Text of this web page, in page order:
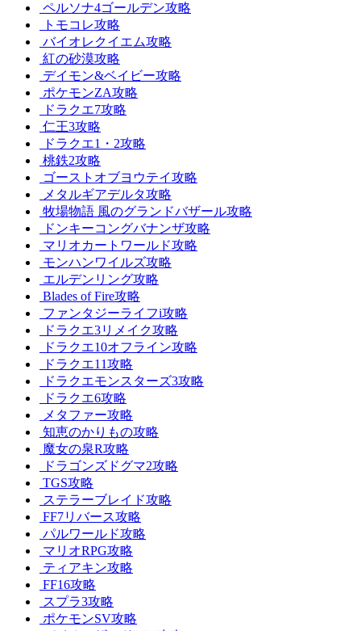
ペルソナ4ゴールデン攻略
トモコレ攻略
バイオレクイエム攻略
紅の砂漠攻略
デイモン&ベイビー攻略
ポケモンZA攻略
ドラクエ7攻略
仁王3攻略
ドラクエ1・2攻略
桃鉄2攻略
ゴーストオブヨウテイ攻略
メタルギアデルタ攻略
牧場物語 風のグランドバザール攻略
ドンキーコングバナンザ攻略
マリオカートワールド攻略
モンハンワイルズ攻略
エルデンリング攻略
Blades of Fire攻略
ファンタジーライフi攻略
ドラクエ3リメイク攻略
ドラクエ10オフライン攻略
ドラクエ11攻略
ドラクエモンスターズ3攻略
ドラクエ6攻略
メタファー攻略
知恵のかりもの攻略
魔女の泉R攻略
ドラゴンズドグマ2攻略
TGS攻略
ステラーブレイド攻略
FF7リバース攻略
パルワールド攻略
マリオRPG攻略
ティアキン攻略
FF16攻略
スプラ3攻略
ポケモンSV攻略